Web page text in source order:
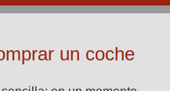
un coche